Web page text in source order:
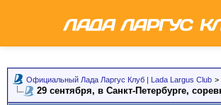
Официальный Лада Ларгус Клуб | Lada Largus Club >
29 сентября, в Санкт-Петербурге,